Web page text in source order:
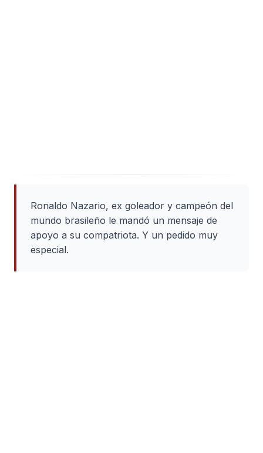
Ronaldo Nazario, ex goleador y campeón del
mundo brasileño le mandó un mensaje de
apoyo a su compatriota. Y un pedido muy
especial.